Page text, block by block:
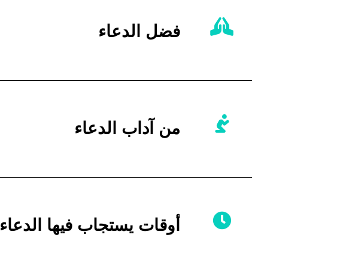
فضل الدعاء
من آداب الدعاء
أوقات يستجاب فيها الدعاء